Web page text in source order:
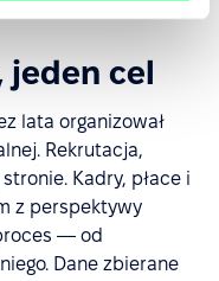
jeden cel
lata organizował
Rekrutacja,
Kadry, płace i
z perspektywy
— od
Dane zbierane